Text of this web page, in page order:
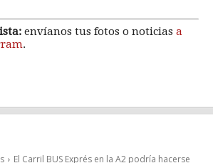
envíanos tus fotos o noticias a
.